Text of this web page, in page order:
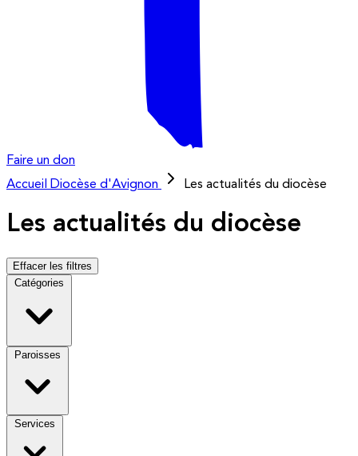
Faire un don
Accueil
Diocèse d'Avignon Les actualités du diocèse
Les actualités du diocèse
Effacer les filtres
Catégories
Paroisses
Services